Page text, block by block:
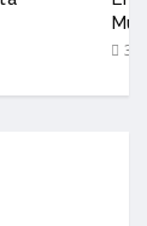
31